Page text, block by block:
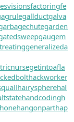
factoringfe
gallductgalva
garden
gaugem
generalizeda
getintoafla
hackworker
hairyspherehal
handcodingh
hangonparthap